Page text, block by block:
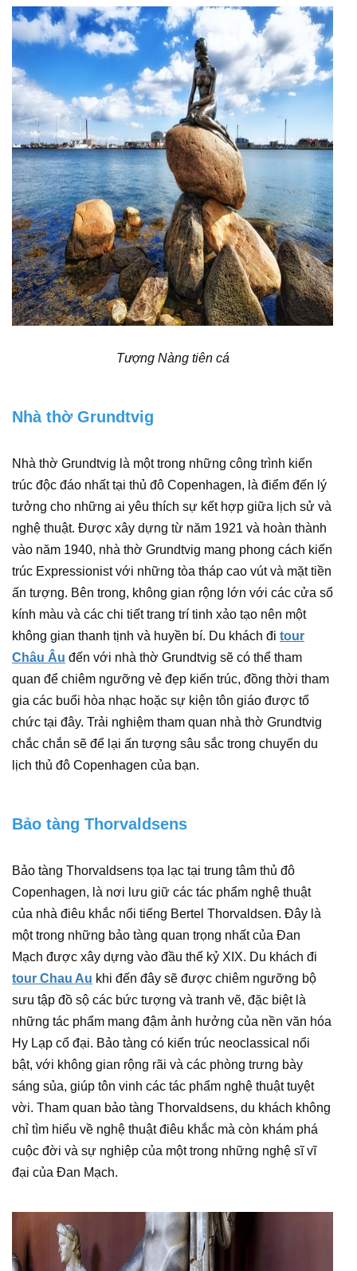
Tượng Nàng tiên cá
Nhà thờ Grundtvig
Nhà thờ Grundtvig là một trong những công trình kiến
trúc độc đáo nhất tại thủ đô Copenhagen, là điểm đến lý
tưởng cho những ai yêu thích sự kết hợp giữa lịch sử và
nghệ thuật. Được xây dựng từ năm 1921 và hoàn thành
vào năm 1940, nhà thờ Grundtvig mang phong cách kiến
trúc Expressionist với những tòa tháp cao vút và mặt tiền
ấn tượng. Bên trong, không gian rộng lớn với các cửa sổ
kính màu và các chi tiết trang trí tinh xảo tạo nên một
không gian thanh tịnh và huyền bí. Du khách đi tour
Châu Âu đến với nhà thờ Grundtvig sẽ có thể tham
quan để chiêm ngưỡng vẻ đẹp kiến trúc, đồng thời tham
gia các buổi hòa nhạc hoặc sự kiện tôn giáo được tổ
chức tại đây. Trải nghiệm tham quan nhà thờ Grundtvig
chắc chắn sẽ để lại ấn tượng sâu sắc trong chuyến du
lịch thủ đô Copenhagen của bạn.
Bảo tàng Thorvaldsens
Bảo tàng Thorvaldsens tọa lạc tại trung tâm thủ đô
Copenhagen, là nơi lưu giữ các tác phẩm nghệ thuật
của nhà điêu khắc nổi tiếng Bertel Thorvaldsen. Đây là
một trong những bảo tàng quan trọng nhất của Đan
Mạch được xây dựng vào đầu thế kỷ XIX. Du khách đi
tour Chau Au khi đến đây sẽ được chiêm ngưỡng bộ
sưu tập đồ sộ các bức tượng và tranh vẽ, đặc biệt là
những tác phẩm mang đậm ảnh hưởng của nền văn hóa
Hy Lạp cổ đại. Bảo tàng có kiến trúc neoclassical nổi
bật, với không gian rộng rãi và các phòng trưng bày
sáng sủa, giúp tôn vinh các tác phẩm nghệ thuật tuyệt
vời. Tham quan bảo tàng Thorvaldsens, du khách không
chỉ tìm hiểu về nghệ thuật điêu khắc mà còn khám phá
cuộc đời và sự nghiệp của một trong những nghệ sĩ vĩ
đại của Đan Mạch.